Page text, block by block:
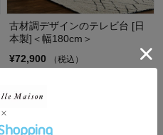
古材調デザインのテレビ台 [日
本製]＜幅180cm＞
¥72,900
（税込）